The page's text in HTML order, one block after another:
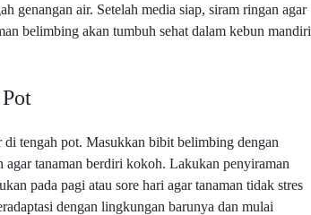
genangan air. Setelah media siap, siram ringan agar
belimbing akan tumbuh sehat dalam kebun mandiri
di tengah pot. Masukkan bibit belimbing dengan
agar tanaman berdiri kokoh. Lakukan penyiraman
pada pagi atau sore hari agar tanaman tidak stres
dengan lingkungan barunya dan mulai